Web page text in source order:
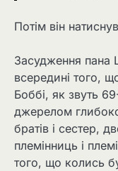
Потім він
Засудження пана
всередині того,
Боббі, як звуть
джерелом
братів і сестер,
племінниць і
того, що колись